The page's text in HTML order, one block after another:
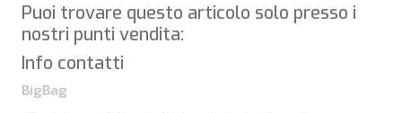
Puoi trovare questo articolo solo presso i
nostri punti vendita:
Info contatti
BigBag